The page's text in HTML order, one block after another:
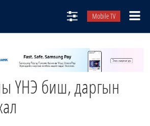
Mobile TV
ҮНЭ биш, даргын